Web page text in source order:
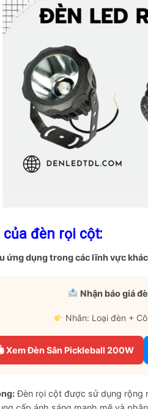
đèn rọi cột:
ứng dụng trong các lĩnh vực
Nhận báo giá
Nhắn: Loại đèn +
Xem Đèn Sân Pickleball 200W
Đèn rọi cột được sử dụng rộng